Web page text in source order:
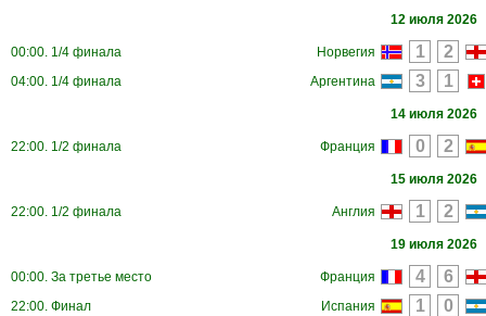
12 июля 2026
00:00. 1/4 финала
Норвегия
04:00. 1/4 финала
Аргентина
14 июля 2026
22:00. 1/2 финала Франция
15 июля 2026
22:00. 1/2 финала Англия
19 июля 2026
00:00. За третье место
Франция
22:00. Финал
Испания